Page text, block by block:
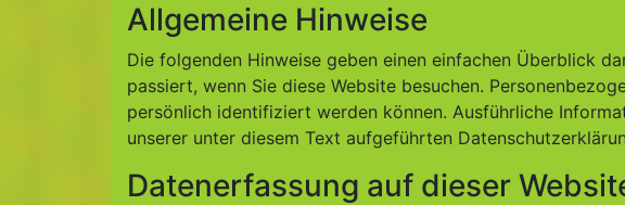
Allgemeine Hinweise
Die folgenden Hinweise geben einen einfachen Überblick
passiert, wenn Sie diese Website besuchen.
persönlich identifiziert werden können. Ausführliche
unserer unter diesem Text aufgeführten
Datenerfassung auf dieser